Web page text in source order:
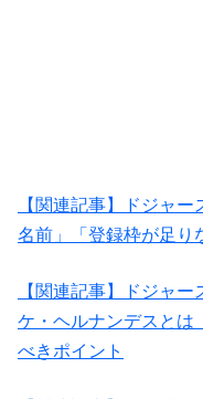
【関連記事】ドジャ
名前」「登録枠が足り
【関連記事】ドジャ
ケ・ヘルナンデスと
べきポイント